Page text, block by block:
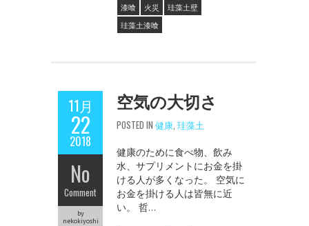
漆喰
火災
珪藻土壁
珪藻土漆喰
11月
22
2018
No
Comment
by
nekokiyoshi
空気の大切さ
POSTED IN 健康 珪藻土
健康のために食べ物、飲み
水、サプリメントにお金を掛
ける人が多くなった。 空気に
お金を掛ける人は皆無に近
い。 哲…